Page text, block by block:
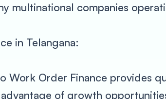
multinational companies
in Telangana:
Work Order Finance provides
of growth